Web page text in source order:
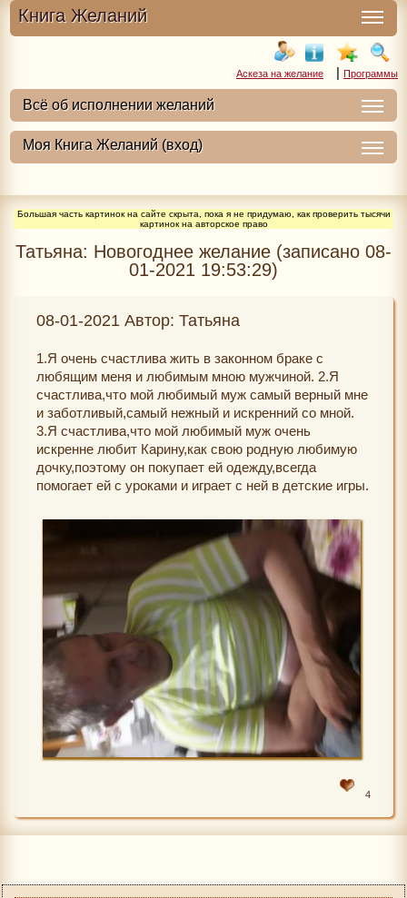
Книга Желаний
Аскеза на желание | Программы
Большая часть картинок на сайте скрыта, пока я не придумаю, как проверить тысячи
картинок на авторское право
Татьяна: Новогоднее желание (записано 08-
01-2021 19:53:29)
08-01-2021 Автор: Татьяна
1.Я очень счастлива жить в законном браке с
любящим меня и любимым мною мужчиной. 2.Я
счастлива,что мой любимый муж самый верный мне
и заботливый,самый нежный и искренний со мной.
3.Я счастлива,что мой любимый муж очень
искренне любит Карину,как свою родную любимую
дочку,поэтому он покупает ей одежду,всегда
помогает ей с уроками и играет с ней в детские игры.
4